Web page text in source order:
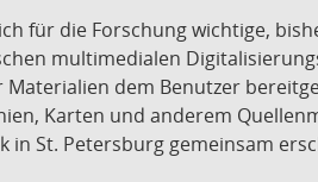
für die Forschung wichtige,
multimedialen
dem Benutzer
Karten und anderem
St. Petersburg gemeinsam